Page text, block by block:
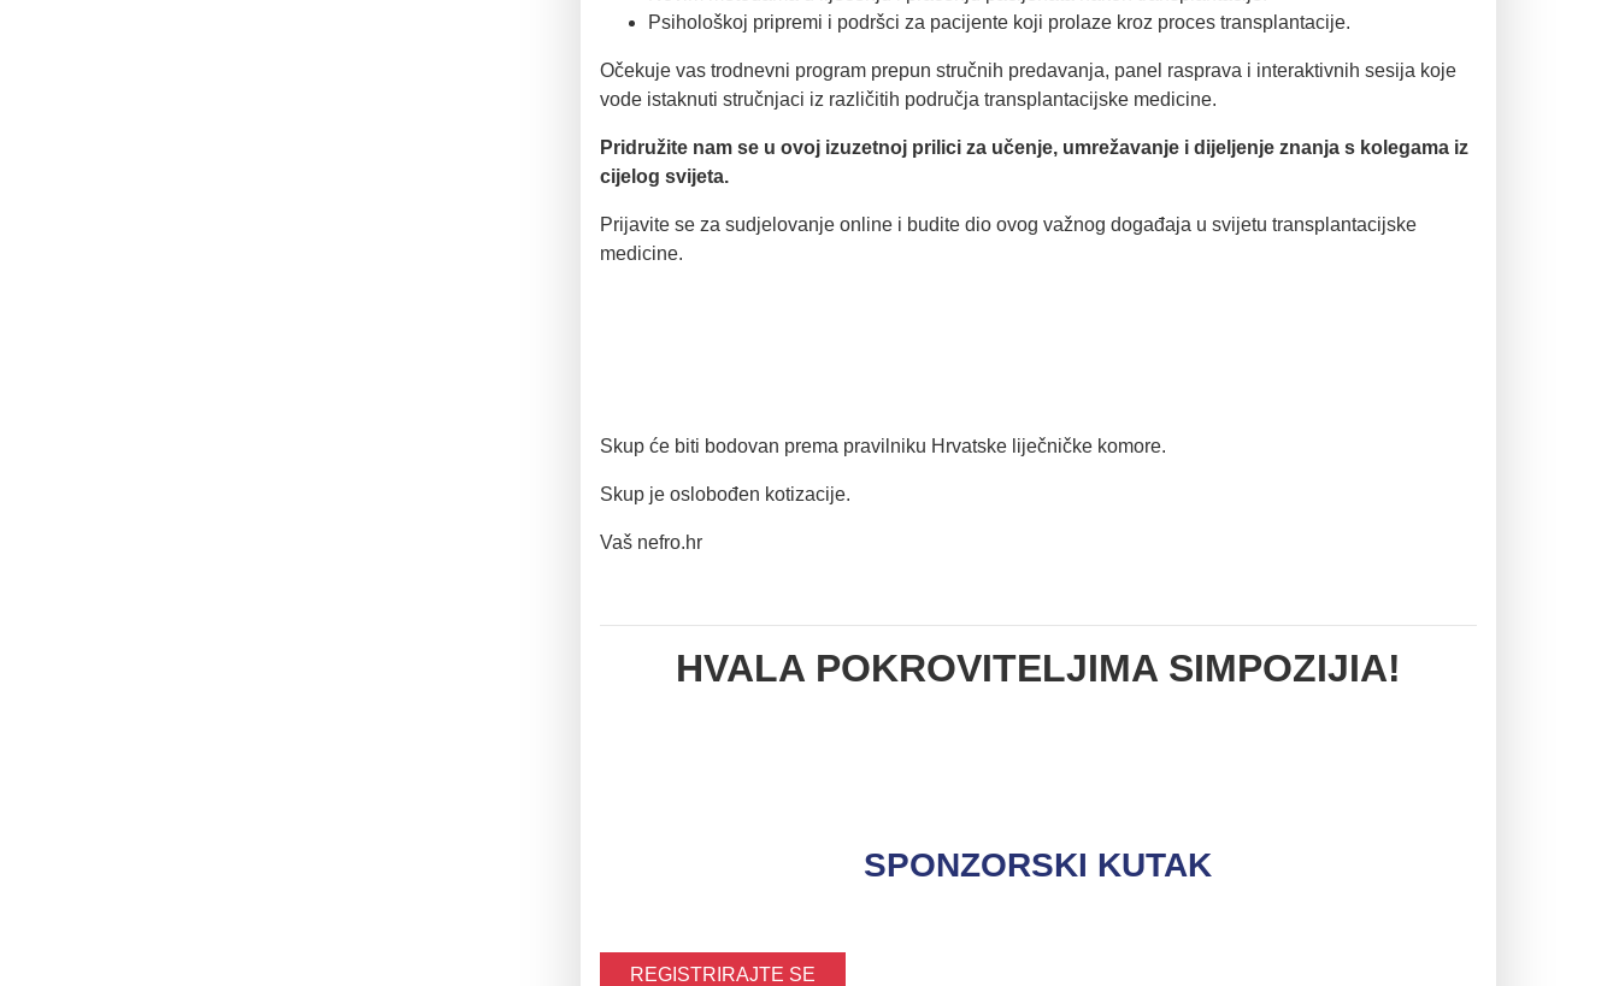
Psihološkoj pripremi i podršci za pacijente koji prolaze kroz proces transplantacije.
Očekuje vas trodnevni program prepun stručnih predavanja, panel rasprava i interaktivnih sesija koje
vode istaknuti stručnjaci iz različitih područja transplantacijske medicine.
Pridružite nam se u ovoj izuzetnoj prilici za učenje, umrežavanje i dijeljenje znanja s kolegama iz
cijelog svijeta.
Prijavite se za sudjelovanje online i budite dio ovog važnog događaja u svijetu transplantacijske
medicine.
Skup će biti bodovan prema pravilniku Hrvatske liječničke komore.
Skup je oslobođen kotizacije.
Vaš nefro.hr
HVALA POKROVITELJIMA SIMPOZIJIA!
SPONZORSKI KUTAK
REGISTRIRAJTE SE